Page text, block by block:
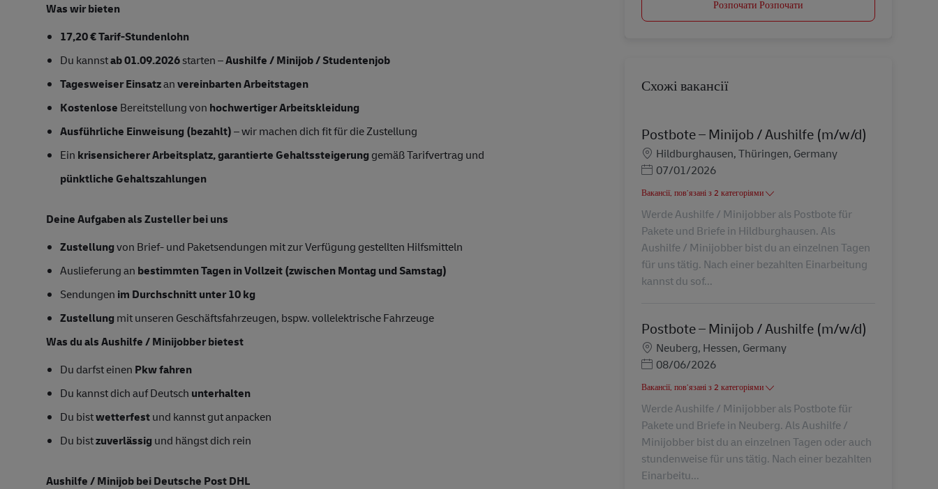
Was wir bieten
17,20 € Tarif-Stundenlohn
Du kannstab 01.09.2026starten –Aushilfe / Minijob / Studentenjob
Tagesweiser Einsatzanvereinbarten Arbeitstagen
Kostenlose Bereitstellung von hochwertiger Arbeitskleidung
Ausführliche Einweisung (bezahlt)– wir machen dich fit für die Zustellung
Ein krisensicherer Arbeitsplatz, garantierte Gehaltssteigerung gemäß Tarifvertrag und
pünktliche Gehaltszahlungen
Deine Aufgaben als Zusteller bei uns
Zustellungvon Brief- und Paketsendungen mit zur Verfügung gestellten Hilfsmitteln
Auslieferung an bestimmten Tagen in Vollzeit(zwischen Montag und Samstag)
Sendungen im Durchschnitt unter 10 kg
Zustellung mit unseren Geschäftsfahrzeugen, bspw. vollelektrische Fahrzeuge
Was du als Aushilfe / Minijobber bietest
Du darfst einen Pkw fahren
Du kannst dich auf Deutsch unterhalten
Du bistwetterfestund kannst gut anpacken
Du bistzuverlässig und hängst dich rein
Aushilfe / Minijob bei Deutsche Post DHL
Розпочати Розпочати
Схожі вакансії
Postbote – Minijob / Aushilfe (m/w/d)
Місцезнаходження
Hildburghausen, Thüringen, Germany
Posted Date
07/01/2026
Вакансії, пов’язані з 2 категоріями
Werde Aushilfe / Minijobber als Postbote für
Pakete und Briefe in Hildburghausen. Als
Aushilfe / Minijobber bist du an einzelnen Tagen
für uns tätig. Nach einer bezahlten Einarbeitung
kannst du sof...
Postbote – Minijob / Aushilfe (m/w/d)
Місцезнаходження
Neuberg, Hessen, Germany
Posted Date
08/06/2026
Вакансії, пов’язані з 2 категоріями
Werde Aushilfe / Minijobber als Postbote für
Pakete und Briefe in Neuberg. Als Aushilfe /
Minijobber bist du an einzelnen Tagen oder auch
stundenweise für uns tätig. Nach einer bezahlten
Einarbeitu...